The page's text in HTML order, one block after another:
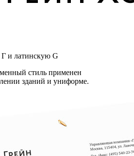
и латинскую G
стиль применен
зданий и униформе.